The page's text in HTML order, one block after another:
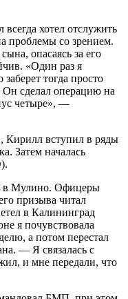
хотел отслужить
проблемы со зрением.
опасаясь за его
«Один раз я
заберет тогда просто
сделал операцию на
четыре», —
Кирилл вступил в ряды
Затем началась
в Мулино. Офицеры
призыва читал
в Калининград
я почувствовала
а потом перестал
— Я связалась с
и мне передали, что